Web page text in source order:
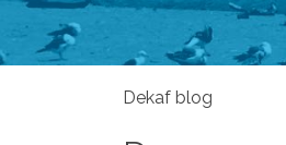
Dekaf blog